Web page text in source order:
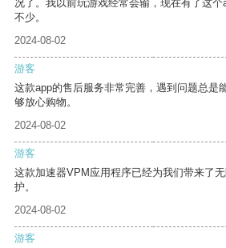
况了。我以前玩游戏经常会输，现在有了这
不少。
2024-08-02
游客
这款app的售后服务非常完善，遇到问题总是
够放心购物。
2024-08-02
游客
这款加速器VPM应用程序已经为我们带来了
护。
2024-08-02
游客